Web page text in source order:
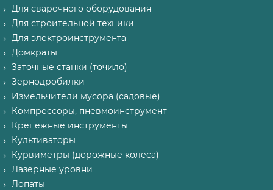
Для сварочного оборудования
Для строительной техники
Для электроинструмента
Домкраты
Заточные станки (точило)
Зернодробилки
Измельчители мусора (садовые)
Компрессоры, пневмоинструмент
Крепёжные инструменты
Культиваторы
Курвиметры (дорожные колеса)
Лазерные уровни
Лопаты